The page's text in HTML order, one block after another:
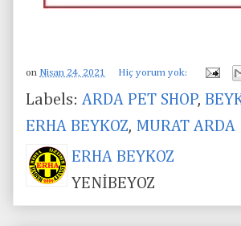
on Nisan 24, 2021 Hiç yorum yok:
Labels: ARDA PET SHOP,
ERHA BEYKOZ, MURAT ARDA
ERHA BEYKOZ
YENİBEYOZ